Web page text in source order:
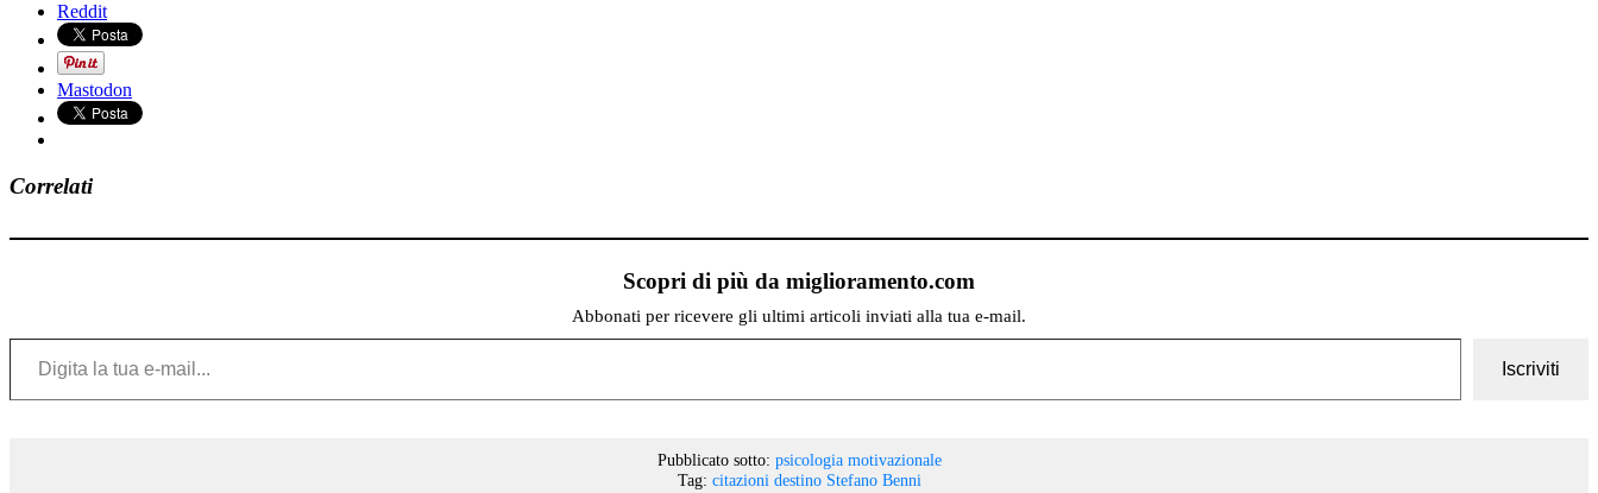
Reddit
Mastodon
Correlati
Scopri di più da miglioramento.com
Abbonati per ricevere gli ultimi articoli inviati alla tua e-mail.
Digita la tua e-mail...
Iscriviti
Pubblicato sotto: psicologia motivazionale
Tag: citazioni destino Stefano Benni